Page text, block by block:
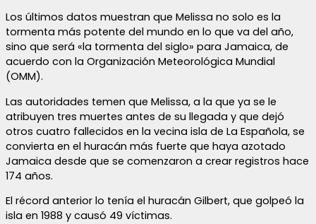
Los últimos datos muestran que Melissa no solo es la
tormenta más potente del mundo en lo que va del año,
sino que será «la tormenta del siglo» para Jamaica, de
acuerdo con la Organización Meteorológica Mundial
(OMM).
Las autoridades temen que Melissa, a la que ya se le
atribuyen tres muertes antes de su llegada y que dejó
otros cuatro fallecidos en la vecina isla de La Española, se
convierta en el huracán más fuerte que haya azotado
Jamaica desde que se comenzaron a crear registros hace
174 años.
El récord anterior lo tenía el huracán Gilbert, que golpeó la
isla en 1988 y causó 49 víctimas.